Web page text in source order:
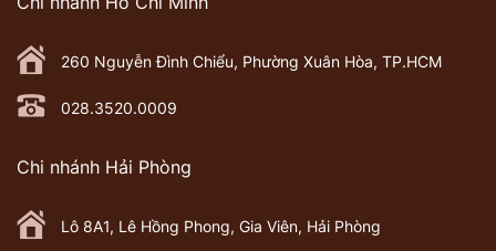
260 Nguyễn Đình Chiểu, Phường Xuân Hòa, TP.HCM
028.3520.0009
Chi nhánh Hải Phòng
Lô 8A1, Lê Hồng Phong, Gia Viên, Hải Phòng